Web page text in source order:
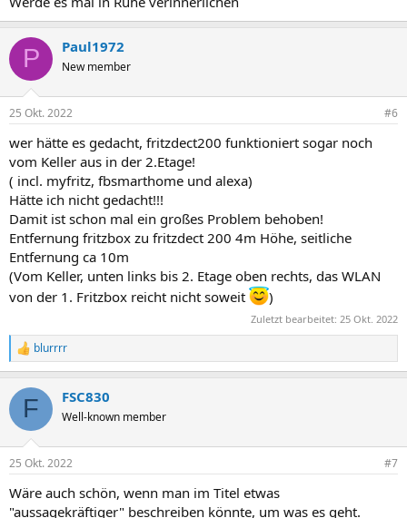
P Paul1972
New member
25 Okt. 2022 #6
wer hätte es gedacht, fritzdect200 funktioniert sogar noch
vom Keller aus in der 2.Etage!
( incl. myfritz, fbsmarthome und alexa)
Hätte ich nicht gedacht!!!
Damit ist schon mal ein großes Problem behoben!
Entfernung fritzbox zu fritzdect 200 4m Höhe, seitliche
Entfernung ca 10m
(Vom Keller, unten links bis 2. Etage oben rechts, das WLAN
von der 1. Fritzbox reicht nicht soweit
)
Zuletzt bearbeitet: 25 Okt. 2022
R
e
k
i
e
:
blurrrr
F FSC830
Well-known member
25 Okt. 2022 #7
Wäre auch schön, wenn man im Titel etwas
"aussagekräftiger" beschreiben könnte, um was es geht.